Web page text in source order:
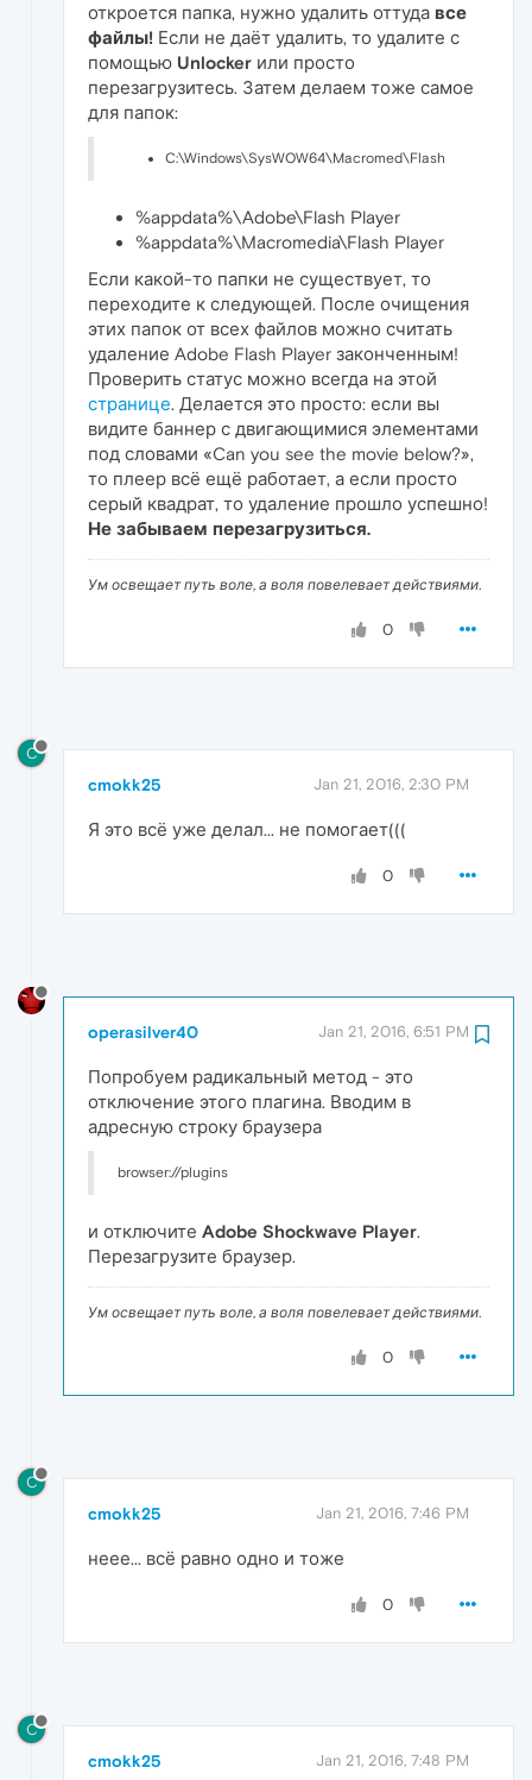
откроется папка, нужно удалить оттуда все
файлы! Если не даёт удалить, то удалите с
помощью Unlocker или просто
перезагрузитесь. Затем делаем тоже самое
для папок:
C:\Windows\SysWOW64\Macromed\Flash
%appdata%\Adobe\Flash Player
%appdata%\Macromedia\Flash Player
Если какой-то папки не существует, то
переходите к следующей. После очищения
этих папок от всех файлов можно считать
удаление Adobe Flash Player законченным!
Проверить статус можно всегда на этой
странице. Делается это просто: если вы
видите баннер с двигающимися элементами
под словами «Can you see the movie below?»,
то плеер всё ещё работает, а если просто
серый квадрат, то удаление прошло успешно!
Не забываем перезагрузиться.
Ум освещает путь воле, а воля повелевает действиями.
0
C
cmokk25 Jan 21, 2016, 2:30 PM
Я это всё уже делал... не помогает(((
0
operasilver40 Jan 21, 2016, 6:51 PM
Попробуем радикальный метод - это
отключение этого плагина. Вводим в
адресную строку браузера
browser://plugins
и отключите Adobe Shockwave Player.
Перезагрузите браузер.
Ум освещает путь воле, а воля повелевает действиями.
0
C
cmokk25 Jan 21, 2016, 7:46 PM
неее... всё равно одно и тоже
0
C
cmokk25 Jan 21, 2016, 7:48 PM